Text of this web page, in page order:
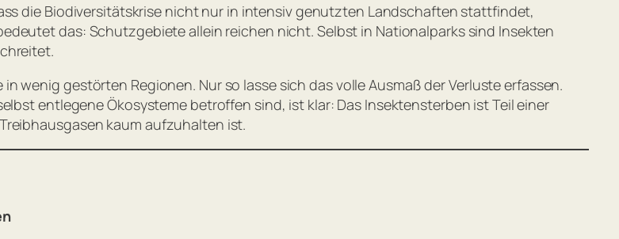
die Biodiversitätskrise nicht nur in intensiv genutzten Landschaften stattfindet,
das: Schutzgebiete allein reichen nicht. Selbst in Nationalparks sind Insekten
wenig gestörten Regionen. Nur so lasse sich das volle Ausmaß der Verluste erfassen.
entlegene Ökosysteme betroffen sind, ist klar: Das Insektensterben ist Teil einer
kaum aufzuhalten ist.